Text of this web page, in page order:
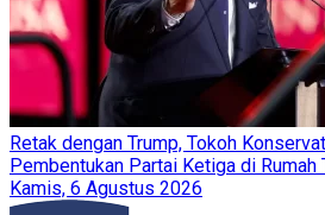
Retak dengan Trump, Tokoh
Pembentukan Partai Ketiga di Rumah
Kamis, 6 Agustus 2026